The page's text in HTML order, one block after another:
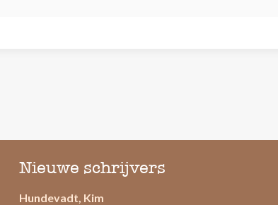
Nieuwe schrijvers
Hundevadt, Kim